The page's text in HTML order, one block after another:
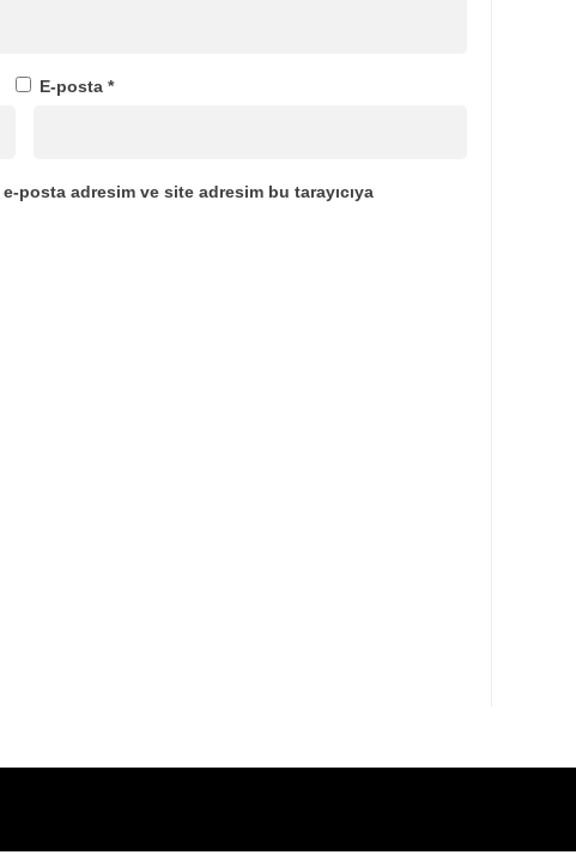
E-posta *
posta adresim ve site adresim bu tarayıcıya